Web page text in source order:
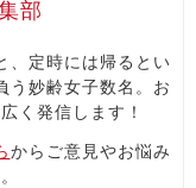
部
、定時には帰るとい
う妙齢女子数名。お
く発信します！
からご意見やお悩み